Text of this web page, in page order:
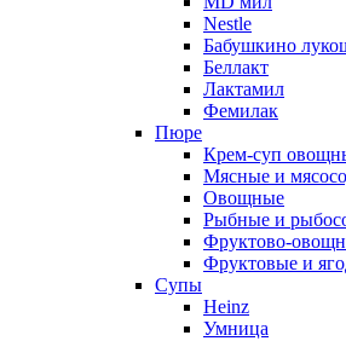
Nestle
Бабушкино
Беллакт
Лактамил
Фемилак
Пюре
Крем-суп
Мясные и
Овощные
Рыбные и
Фруктово-
Фруктовые и
Супы
Heinz
Умница